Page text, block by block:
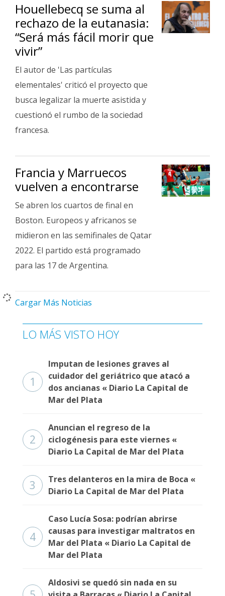
Houellebecq se suma al
rechazo de la eutanasia:
“Será más fácil morir que
vivir”
El autor de 'Las partículas
elementales' criticó el proyecto que
busca legalizar la muerte asistida y
cuestionó el rumbo de la sociedad
francesa.
Francia y Marruecos
vuelven a encontrarse
Se abren los cuartos de final en
Boston. Europeos y africanos se
midieron en las semifinales de Qatar
2022. El partido está programado
para las 17 de Argentina.
Cargar Más Noticias
LO MÁS VISTO HOY
1
Imputan de lesiones graves al
cuidador del geriátrico que atacó a
dos ancianas « Diario La Capital de
Mar del Plata
2
Anuncian el regreso de la
ciclogénesis para este viernes «
Diario La Capital de Mar del Plata
3
Tres delanteros en la mira de Boca «
Diario La Capital de Mar del Plata
4
Caso Lucía Sosa: podrían abrirse
causas para investigar maltratos en
Mar del Plata « Diario La Capital de
Mar del Plata
Aldosivi se quedó sin nada en su